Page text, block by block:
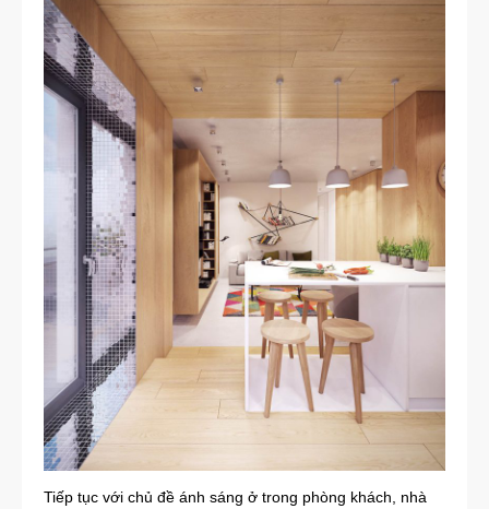
Tiếp tục với chủ đề ánh sáng ở trong phòng khách, nhà